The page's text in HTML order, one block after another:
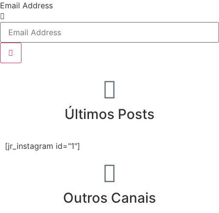
Email Address
Últimos Posts
[jr_instagram id="1"]
Outros Canais